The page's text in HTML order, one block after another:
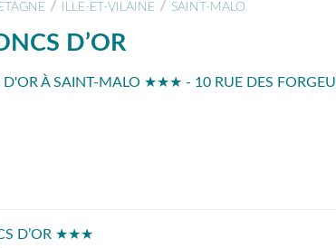
/ ILLE-ET-VILAINE / SAINT-MALO
D’OR
D'OR À SAINT-MALO ★★★ - 10 RUE DES
D’OR ★★★